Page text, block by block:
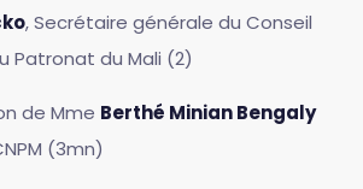
, Secrétaire générale du Conseil
Patronat du Mali (2)
de Mme Berthé Minian Bengaly
(3mn)